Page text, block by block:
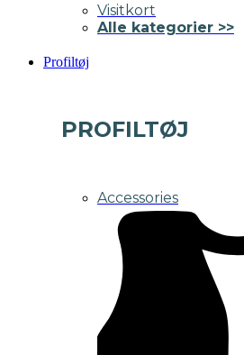
Visitkort
Alle kategorier >>
Profiltøj
PROFILTØJ
Accessories